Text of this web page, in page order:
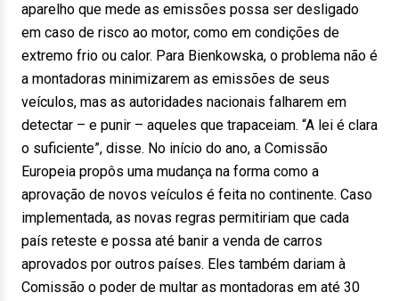
aparelho que mede as emissões possa ser desligado
em caso de risco ao motor, como em condições de
extremo frio ou calor. Para Bienkowska, o problema não é
a montadoras minimizarem as emissões de seus
veículos, mas as autoridades nacionais falharem em
detectar – e punir – aqueles que trapaceiam. “A lei é clara
o suficiente”, disse. No início do ano, a Comissão
Europeia propôs uma mudança na forma como a
aprovação de novos veículos é feita no continente. Caso
implementada, as novas regras permitiriam que cada
país reteste e possa até banir a venda de carros
aprovados por outros países. Eles também dariam à
Comissão o poder de multar as montadoras em até 30